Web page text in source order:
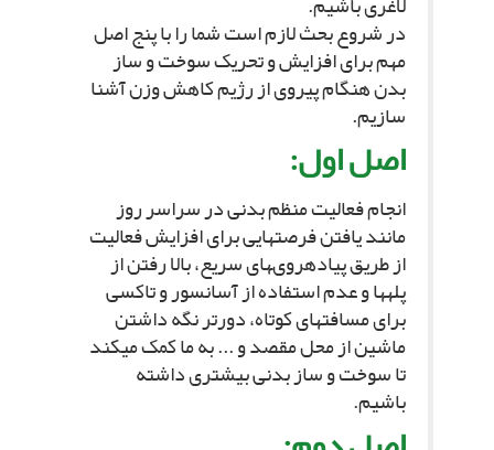
در شروع بحث لازم است شما را با پنج اصل
مهم براى افزایش و تحریک سوخت و ساز
بدن هنگام پیروى از رژیم کاهش وزن آشنا
سازیم.
اصل اول:
انجام فعالیت منظم بدنى در سراسر روز
مانند یافتن فرصت‏هایى براى افزایش فعالیت
از طریق پیاده‏روى‏هاى سریع، بالا رفتن از
پله‏ها و عدم استفاده از آسانسور و تاکسى
براى مسافت‏هاى کوتاه، دورتر نگه داشتن
ماشین از محل مقصد و ... به ما کمک مى‏کند
تا سوخت و ساز بدنى بیشترى داشته
باشیم.